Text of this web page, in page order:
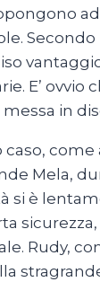
E’
in
Mela,
è
Rudy,